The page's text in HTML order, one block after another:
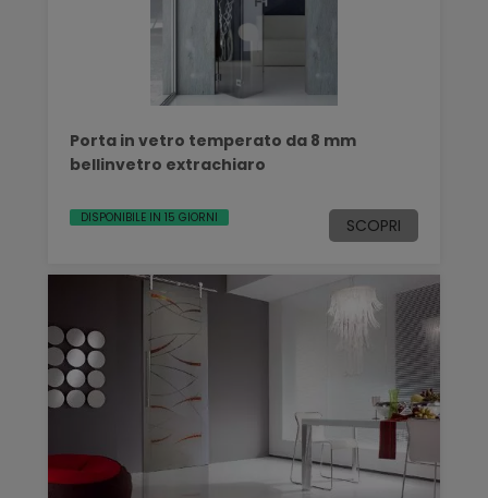
Porta in vetro temperato da 8 mm
bellinvetro extrachiaro
DISPONIBILE IN 15 GIORNI SCOPRI